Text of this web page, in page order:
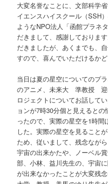
大変名誉なことに、文部科学
イエンスハイスクール（SSH
ようなNPO法人「函館プラネ
だきまして、感謝しておりま
だきましたが、あくまでも、
すので、喜んでいただけるかど
当日は夏の星空についてのプ
のアニメ、未来大 準教授 迎
ロジェクトについてお話して
ョンが7時30分個と見えると
ったので、実際の星空を1時間
した。実際の星空を見ること
ため、従いまして、残念なが
宇宙の出来かたや、ノーベル
部、小林、益川先生の、宇宙
が出来なかったことが大変残